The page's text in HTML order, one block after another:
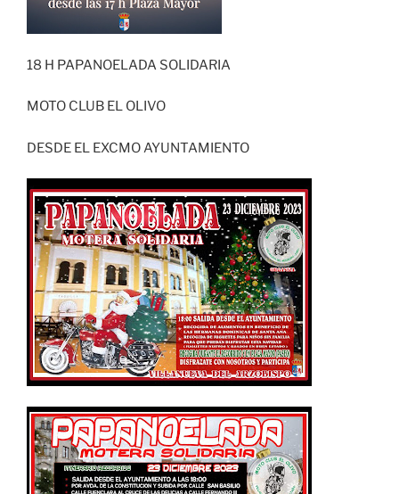
18 H PAPANOELADA SOLIDARIA
MOTO CLUB EL OLIVO
DESDE EL EXCMO AYUNTAMIENTO